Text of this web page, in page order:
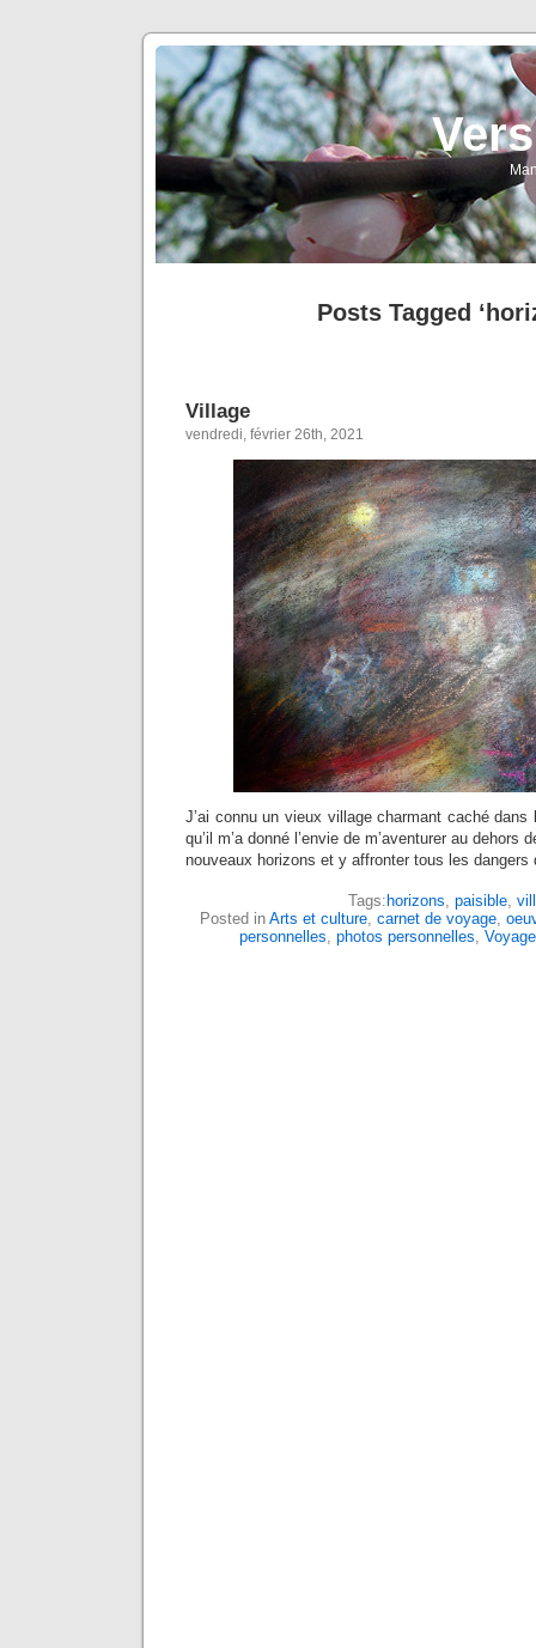
Posts Tagged
Village
vendredi, février 26th, 2021
J’ai connu un vieux village charmant caché
qu’il m’a donné l’envie de m’aventurer au dehors
nouveaux horizons et y affronter tous les dangers
Tags:horizons paisible
Posted in Arts et culture carnet de voyage
personnelles photos personnelles